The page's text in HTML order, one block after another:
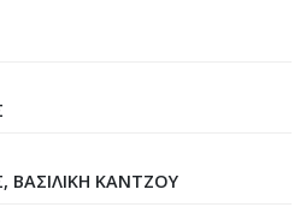
ΒΑΣΙΛΙΚΗ ΚΑΝΤΖΟΥ